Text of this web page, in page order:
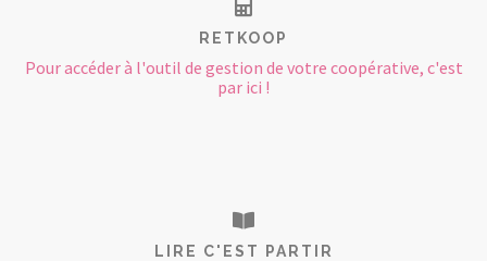
RETKOOP
Pour accéder à l'outil de gestion de votre coopérative, c'est
par ici !
LIRE C'EST PARTIR